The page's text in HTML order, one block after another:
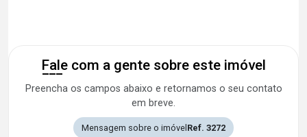
Fale com a gente sobre este imóvel
Preencha os campos abaixo e retornamos o seu contato
em breve.
Mensagem sobre o imóvelRef. 3272